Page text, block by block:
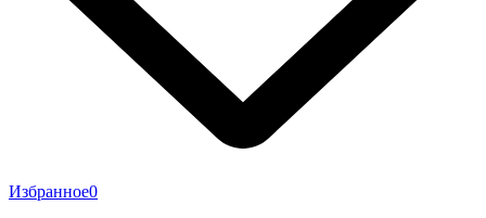
Избранное0